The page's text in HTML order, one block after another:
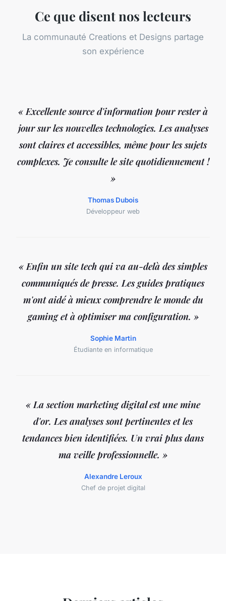
Ce que disent nos lecteurs
La communauté Creations et Designs partage
son expérience
« Excellente source d'information pour rester à
jour sur les nouvelles technologies. Les analyses
sont claires et accessibles, même pour les sujets
complexes. Je consulte le site quotidiennement !
»
Thomas Dubois
Développeur web
« Enfin un site tech qui va au-delà des simples
communiqués de presse. Les guides pratiques
m'ont aidé à mieux comprendre le monde du
gaming et à optimiser ma configuration. »
Sophie Martin
Étudiante en informatique
« La section marketing digital est une mine
d'or. Les analyses sont pertinentes et les
tendances bien identifiées. Un vrai plus dans
ma veille professionnelle. »
Alexandre Leroux
Chef de projet digital